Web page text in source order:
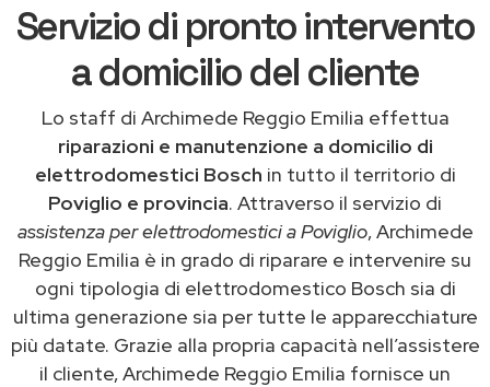
Servizio di pronto intervento
a domicilio del cliente
Lo staff di Archimede Reggio Emilia effettua
riparazioni e manutenzione a domicilio di
elettrodomestici Bosch in tutto il territorio di
Poviglio e provincia. Attraverso il servizio di
assistenza per elettrodomestici a Poviglio, Archimede
Reggio Emilia è in grado di riparare e intervenire su
ogni tipologia di elettrodomestico Bosch sia di
ultima generazione sia per tutte le apparecchiature
più datate. Grazie alla propria capacità nell’assistere
il cliente, Archimede Reggio Emilia fornisce un